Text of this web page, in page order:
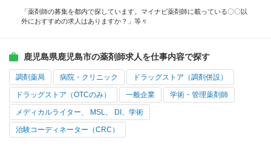
「薬剤師の募集を都内で探しています。マイナビ薬剤師に載っている〇〇以
外におすすめの求人はありますか？」等々
鹿児島県鹿児島市の薬剤師求人を仕事内容で探す
調剤薬局 病院・クリニック ドラッグストア（調剤併設）
ドラッグストア（OTCのみ） 一般企業 学術・管理薬剤師
メディカルライター、 MSL、 DI、学術
治験コーディネーター（CRC）